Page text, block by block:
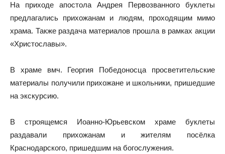
На приходе апостола Андрея Первозванного буклеты
предлагались прихожанам и людям, проходящим мимо
храма. Также раздача материалов прошла в рамках акции
«Христославы».
В храме вмч. Георгия Победоносца просветительские
материалы получили прихожане и школьники, пришедшие
на экскурсию.
В строящемся Иоанно-Юрьевском храме буклеты
раздавали прихожанам и жителям посёлка
Краснодарского, пришедшим на богослужения.